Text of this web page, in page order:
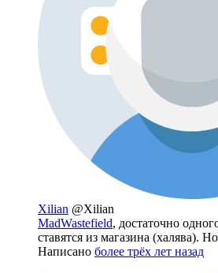
Xilian @Xilian
MadWastefield, достаточно
ставятся из магазина (халява).
Написано более трёх лет назад